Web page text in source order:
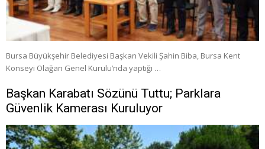
Bursa Büyükşehir Belediyesi Başkan Vekili Şahin Biba, Bursa Kent
Konseyi Olağan Genel Kurulu’nda yaptığı …
Başkan Karabatı Sözünü Tuttu; Parklara
Güvenlik Kamerası Kuruluyor